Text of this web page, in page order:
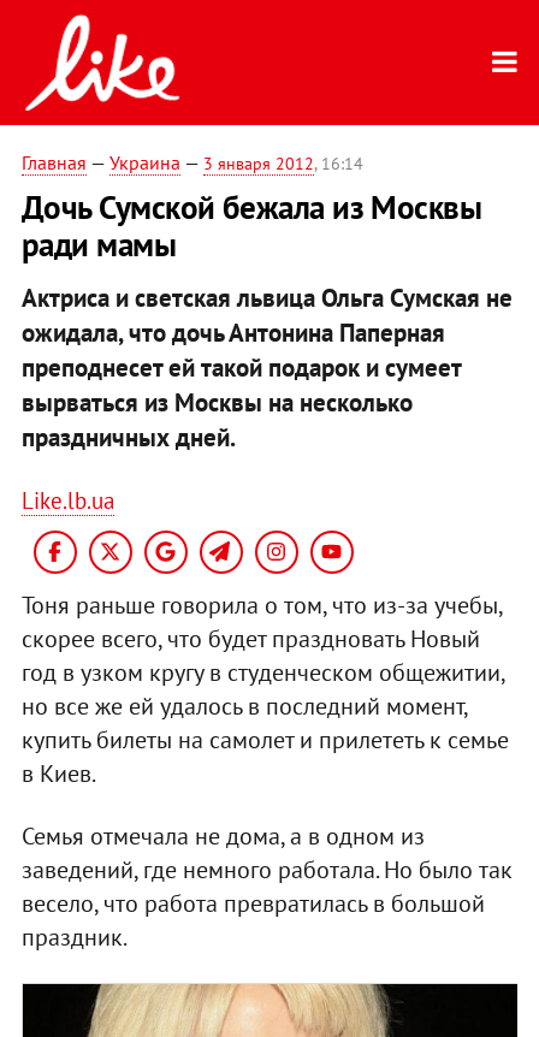
Главная — Украина — 3 января 2012, 16:14
Дочь Сумской бежала из Москвы
ради мамы
Актриса и светская львица Ольга Сумская не
ожидала, что дочь Антонина Паперная
преподнесет ей такой подарок и сумеет
вырваться из Москвы на несколько
праздничных дней.
Like.lb.ua
Тоня раньше говорила о том, что из-за учебы,
скорее всего, что будет праздновать Новый
год в узком кругу в студенческом общежитии,
но все же ей удалось в последний момент,
купить билеты на самолет и прилететь к семье
в Киев.
Семья отмечала не дома, а в одном из
заведений, где немного работала. Но было так
весело, что работа превратилась в большой
праздник.